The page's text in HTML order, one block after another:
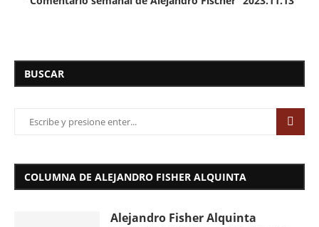
BUSCAR
COLUMNA DE ALEJANDRO FISHER ALQUINTA
Alejandro Fisher Alquinta